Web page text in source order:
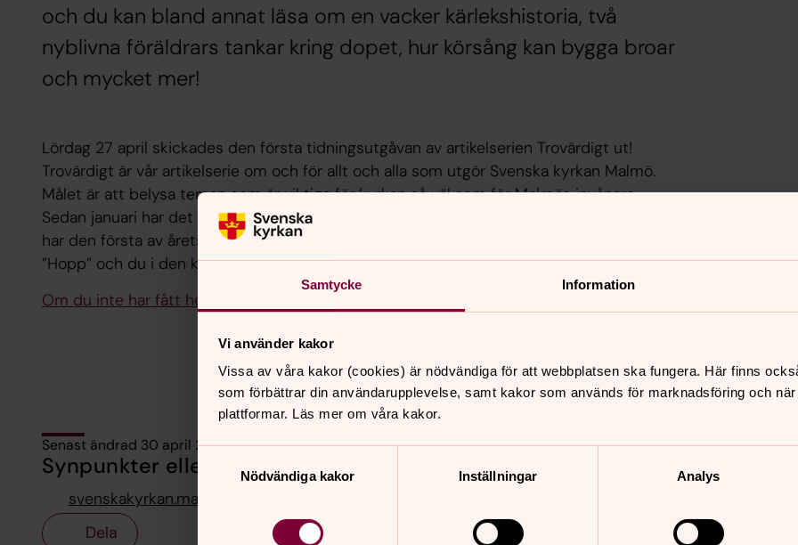
Samtycke Information
Vi använder kakor
Vissa av våra kakor (cookies) är nödvändiga för att webbplatsen ska fungera. Här finns
som förbättrar din användarupplevelse, samt kakor som används för marknadsföring och
plattformar. Läs mer om våra kakor.
Nödvändiga kakor
Inställningar Analys
och du kan bland annat läsa om en vacker kärlekshistoria, två
nyblivna föräldrars tankar kring dopet, hur körsång kan bygga broar
och mycket mer!
Lördag 27 april skickades den första tidningsutgåvan av artikelserien Trovärdigt ut!
Trovärdigt är vår artikelserie om och för allt och alla som utgör Svenska kyrkan Malmö.
Målet är att belysa teman som är viktiga för kyrkan så väl som för Malmös invånare.
Sedan januari har det publicerats en ny artikel i serien i Sydsvenskan varje månad och nu
har den första av årets två fysiska tidningar kommit. Temat för den första utgåvan är
”Hopp” och du i den kan du bland annat läsa Jasmine och Julios kärlekshistoria.
Om du inte har fått hem tidningen kan du läsa den digitalt här
Senast ändrad 30 april 2024
Synpunkter eller frågor på sidans innehåll?
svenskakyrkan.malmo@svenskakyrkan.se
Dela